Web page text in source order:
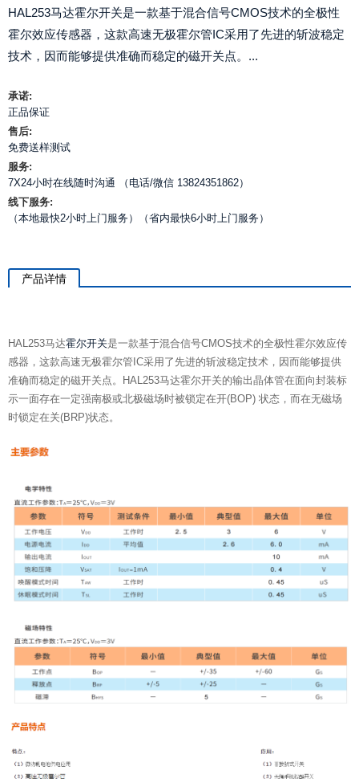
HAL253马达霍尔开关是⼀款基于混合信号CMOS技术的全极性
霍尔效应传感器，这款高速无极霍尔管IC采⽤了先进的斩波稳定
技术，因⽽能够提供准确⽽稳定的磁开关点。...
承诺:
正品保证
售后:
免费送样测试
服务:
7X24小时在线随时沟通 （电话/微信 13824351862）
线下服务:
（本地最快2小时上门服务）（省内最快6小时上门服务）
产品详情
HAL253马达霍尔开关是⼀款基于混合信号CMOS技术的全极性霍尔效应传
感器，这款高速无极霍尔管IC采⽤了先进的斩波稳定技术，因⽽能够提供
准确⽽稳定的磁开关点。HAL253马达霍尔开关的输出晶体管在⾯向封装标
⽰⼀⾯存在⼀定强南极或北极磁场时被锁定在开(BOP) 状态，⽽在⽆磁场
时锁定在关(BRP)状态。